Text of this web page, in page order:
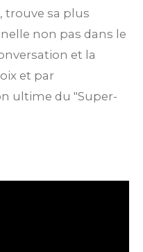
trouve sa plus
non pas dans le
et la
et par
ultime du "Super-